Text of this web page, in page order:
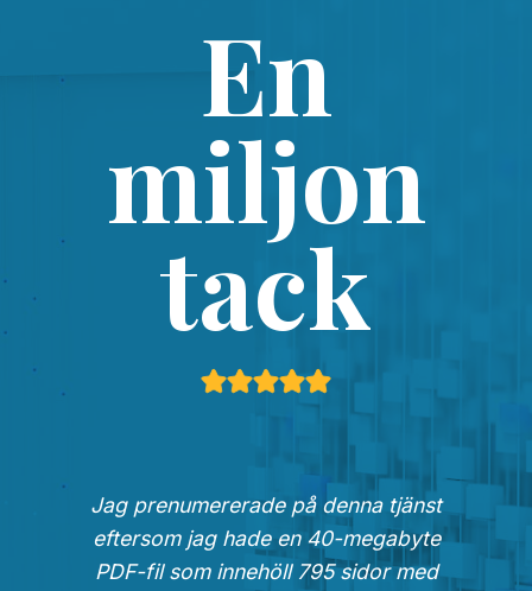
En
miljon
tack
Jag prenumererade på denna tjänst
eftersom jag hade en 40-megabyte
PDF-fil som innehöll 795 sidor med